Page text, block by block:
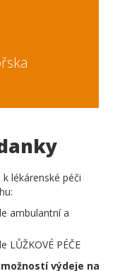
lékárenské péči
ambulantní a
LŮŽKOVÉ PÉČE
výdeje na